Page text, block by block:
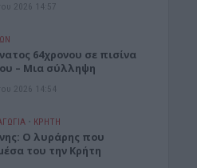
2026 14:57
64χρονου σε πισίνα
– Μια σύλληψη
2026 14:54
• ΚΡΗΤΗ
Ο λυράρης που
του την Κρήτη